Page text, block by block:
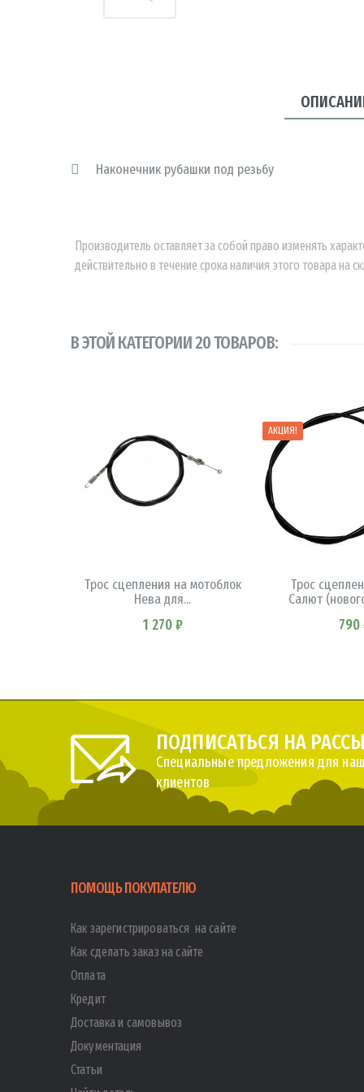
Наконечник рубашки под резьбу
Производитель оставляет за собой право изменять
действительно в течение срока наличия этого товара на
В ЭТОЙ КАТЕГОРИИ 20 ТОВАРОВ:
Трос сцепления на мотоблок
Нева для...
1 270 ₽
АКЦИЯ!
Трос
Салют
790
В
ПОДПИСАТЬСЯ НА
Специальные предложения для
клиентов
ПОМОЩЬ ПОКУПАТЕЛЮ
Как зарегистрироваться на сайте
Как сделать заказ на сайте
Оплата
Кредит
Доставка и самовывоз
Документация
Статьи